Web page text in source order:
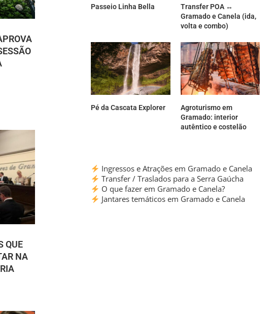
QUE
NA
Passeio Linha Bella
Transfer POA ↔
Gramado e Canela (ida,
volta e combo)
Pé da Cascata Explorer
Agroturismo em
Gramado: interior
autêntico e costelão
Ingressos e Atrações em Gramado e Canela
Transfer / Traslados para a Serra Gaúcha
O que fazer em Gramado e Canela?
Jantares temáticos em Gramado e Canela